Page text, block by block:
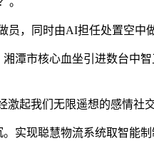
，同时由AI担任处置空中做
市核心血坐引进数台中智
起我们无限遥想的感情社交
现聪慧物流系统取智能